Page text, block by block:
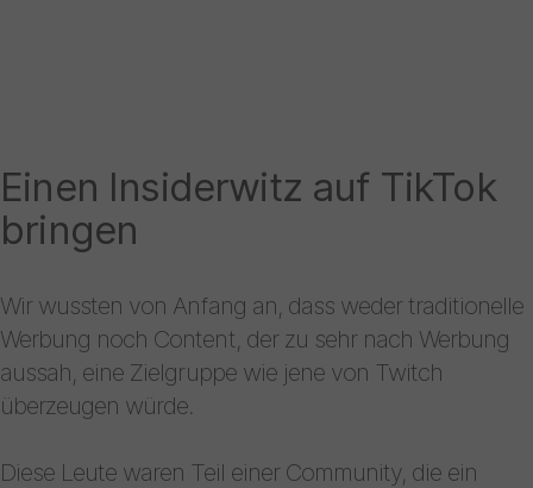
Einen Insiderwitz auf TikTok
bringen
Wir wussten von Anfang an, dass weder traditionelle
Werbung noch Content, der zu sehr nach Werbung
aussah, eine Zielgruppe wie jene von Twitch
überzeugen würde.
Diese Leute waren Teil einer Community, die ein